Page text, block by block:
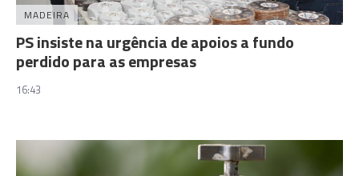
MADEIRA
PS insiste na urgência de apoios a fundo
perdido para as empresas
16:43